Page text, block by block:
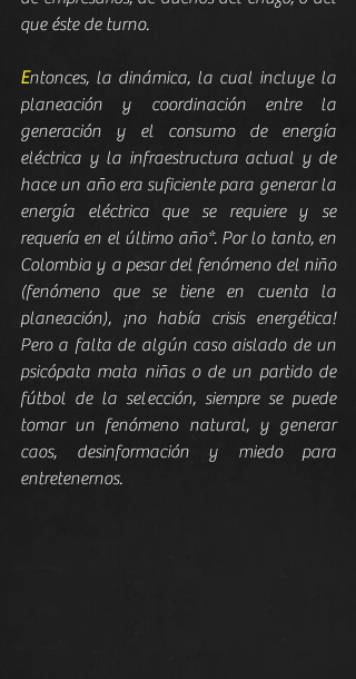
que éste de turno.
Entonces, la dinámica, la cual incluye la
planeación y coordinación entre la
generación y el consumo de energía
eléctrica y la infraestructura actual y de
hace un año era suficiente para generar la
energía eléctrica que se requiere y se
requería en el último año*. Por lo tanto, en
Colombia y a pesar del fenómeno del niño
(fenómeno que se tiene en cuenta la
planeación), ¡no había crisis energética!
Pero a falta de algún caso aislado de un
psicópata mata niñas o de un partido de
fútbol de la selección, siempre se puede
tomar un fenómeno natural, y generar
caos, desinformación y miedo para
entretenernos.